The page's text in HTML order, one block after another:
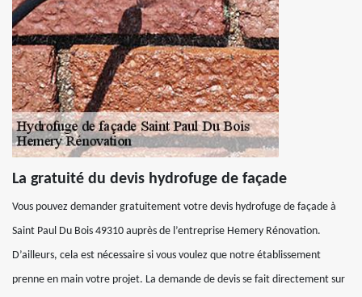
La gratuité du devis hydrofuge de façade
Vous pouvez demander gratuitement votre devis hydrofuge de façade à
Saint Paul Du Bois 49310 auprès de l’entreprise Hemery Rénovation.
D’ailleurs, cela est nécessaire si vous voulez que notre établissement
prenne en main votre projet. La demande de devis se fait directement sur